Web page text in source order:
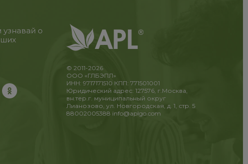
о
© 2011-2026
ООО «ГЛБЭПЛ»
ИНН: 9717171510 КПП: 771501001
Юридический адрес: 127576, г.Москва,
вн.тер.г. муниципальный округ
Лианозово, ул. Новгородская, д. 1, стр. 5
88002005388 info@aplgo.com